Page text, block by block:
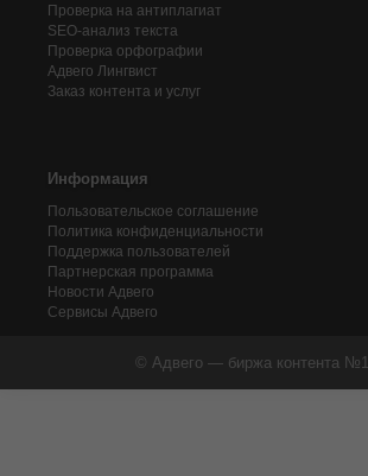
Проверка на антиплагиат
SEO-анализ текста
Проверка орфографии
Адвего Лингвист
Заказ контента и услуг
Информация
Пользовательское соглашение
Политика конфиденциальности
Поддержка пользователей
Партнерская программа
Новости Адвего
Сервисы Адвего
© Адвего — биржа контента